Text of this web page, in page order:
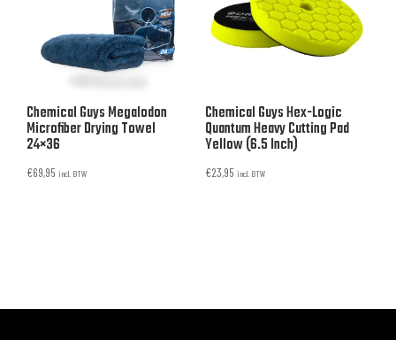
Chemical Guys Megalodon
Microfiber Drying Towel
24×36
€69,95 incl. BTW
Chemical Guys Hex-Logic
Quantum Heavy Cutting Pad
Yellow (6.5 Inch)
€23,95 incl. BTW